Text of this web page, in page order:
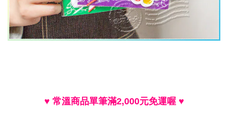
♥ 常溫商品單筆滿2,000元免運喔♥